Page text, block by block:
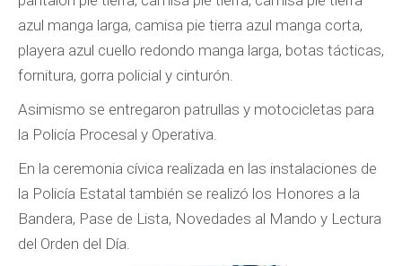
azul manga larga, camisa pie tierra azul manga corta,
playera azul cuello redondo manga larga, botas tácticas,
fornitura, gorra policial y cinturón.
Asimismo se entregaron patrullas y motocicletas para
la Policía Procesal y Operativa.
En la ceremonia cívica realizada en las instalaciones de
la Policía Estatal también se realizó los Honores a la
Bandera, Pase de Lista, Novedades al Mando y Lectura
del Orden del Día.